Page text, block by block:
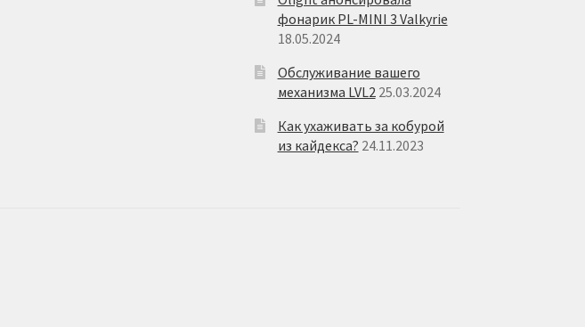
фонарик PL-MINI 3 Valkyrie
18.05.2024
Обслуживание вашего
механизма LVL2 25.03.2024
Как ухаживать за кобурой
из кайдекса? 24.11.2023